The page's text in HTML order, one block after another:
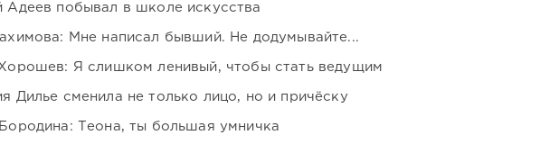
Адеев побывал в школе искусства
Мне написал бывший. Не додумывайте...
Я слишком ленивый, чтобы стать ведущим
Дилье сменила не только лицо, но и причёску
Теона, ты большая умничка